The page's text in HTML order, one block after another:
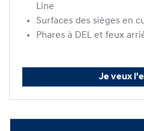
Line
Surfaces des sièges en
Phares à DEL et feux
Je veux